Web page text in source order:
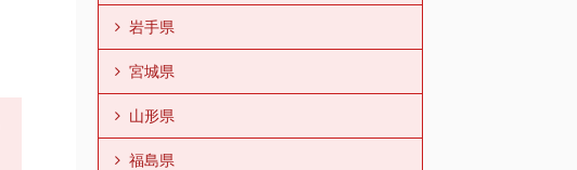
岩手県
宮城県
山形県
福島県